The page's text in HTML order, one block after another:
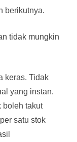
berikutnya.
tidak mungkin
keras. Tidak
yang instan.
boleh takut
satu stok